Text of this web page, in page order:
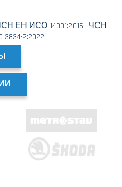
ЕН ИСО 14001:2016 · ЧСН
3834·2:2022